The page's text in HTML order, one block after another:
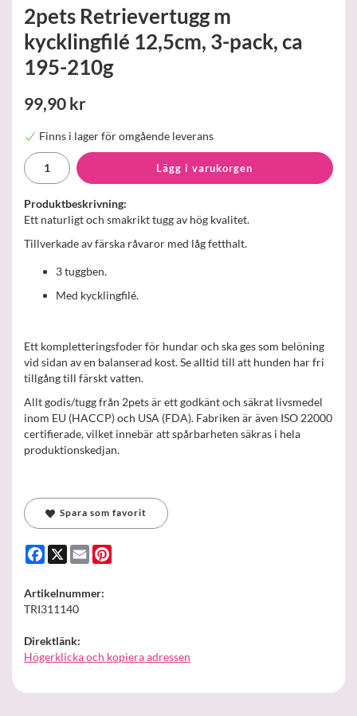
2pets Retrievertugg m
kycklingfilé 12,5cm, 3-pack, ca
195-210g
99,90 kr
Finns i lager för omgående leverans
Lägg i varukorgen
Produktbeskrivning:
Ett naturligt och smakrikt tugg av hög kvalitet.
Tillverkade av färska råvaror med låg fetthalt.
3 tuggben.
Med kycklingfilé.
Ett kompletteringsfoder för hundar och ska ges som belöning
vid sidan av en balanserad kost. Se alltid till att hunden har fri
tillgång till färskt vatten.
Allt godis/tugg från 2pets är ett godkänt och säkrat livsmedel
inom EU (HACCP) och USA (FDA). Fabriken är även ISO 22000
certifierade, vilket innebär att spårbarheten säkras i hela
produktionskedjan.
Spara som favorit
Facebook
X Email
Artikelnummer:
TRI311140
Direktlänk:
Högerklicka och kopiera adressen